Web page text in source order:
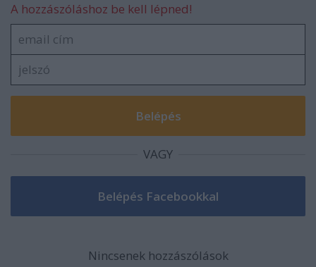
A hozzászóláshoz be kell lépned!
VAGY
Nincsenek hozzászólások